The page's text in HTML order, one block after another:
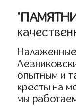
"
Налаженные
опытным и
кресты на
мы